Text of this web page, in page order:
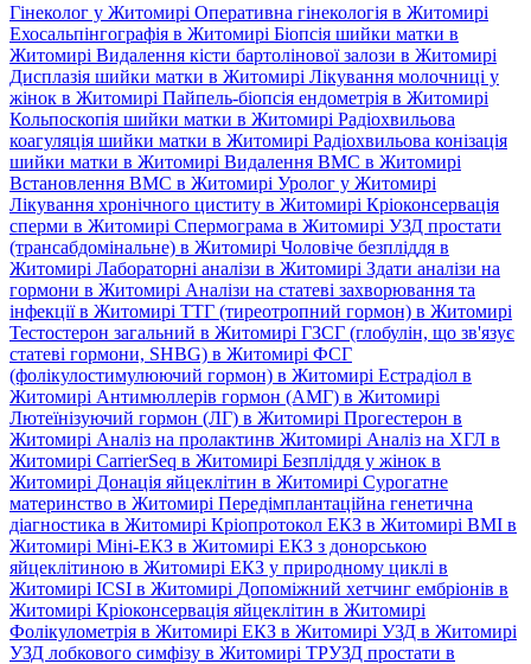
Гінеколог у Житомирі Оперативна гінекологія в Житомирі
Ехосальпінгографія в Житомирі Біопсія шийки матки в
Житомирі Видалення кісти бартолінової залози в Житомирі
Дисплазія шийки матки в Житомирі Лікування молочниці у
жінок в Житомирі Пайпель-біопсія ендометрія в Житомирі
Кольпоскопія шийки матки в Житомирі Радіохвильова
коагуляція шийки матки в Житомирі Радіохвильова конізація
шийки матки в Житомирі Видалення ВМС в Житомирі
Встановлення ВМС в Житомирі Уролог у Житомирі
Лікування хронічного циститу в Житомирі Кріоконсервація
сперми в Житомирі Спермограма в Житомирі УЗД простати
(трансабдомінальне) в Житомирі Чоловіче безпліддя в
Житомирі Лабораторні аналізи в Житомирі Здати аналізи на
гормони в Житомирі Аналізи на статеві захворювання та
інфекції в Житомирі ТТГ (тиреотропний гормон) в Житомирі
Тестостерон загальний в Житомирі ГЗСГ (глобулін, що зв'язує
статеві гормони, SHBG) в Житомирі ФСГ
(фолікулостимулюючий гормон) в Житомирі Естрадіол в
Житомирі Антимюллерів гормон (АМГ) в Житомирі
Лютеїнізуючий гормон (ЛГ) в Житомирі Прогестерон в
Житомирі Аналіз на пролактинв Житомирі Аналіз на ХГЛ в
Житомирі CarrierSeq в Житомирі Безпліддя у жінок в
Житомирі Донація яйцеклітин в Житомирі Сурогатне
материнство в Житомирі Передімплантаційна генетична
діагностика в Житомирі Кріопротокол ЕКЗ в Житомирі ВМІ в
Житомирі Міні-ЕКЗ в Житомирі ЕКЗ з донорською
яйцеклітиною в Житомирі ЕКЗ у природному циклі в
Житомирі ICSI в Житомирі Допоміжний хетчинг ембріонів в
Житомирі Кріоконсервація яйцеклітин в Житомирі
Фолікулометрія в Житомирі ЕКЗ в Житомирі УЗД в Житомирі
УЗД лобкового симфізу в Житомирі ТРУЗД простати в